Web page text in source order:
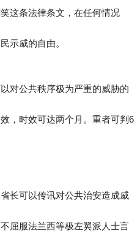
这条法律条文，在任何情况
示威的自由。
对公共秩序极为严重的威胁的
，时效可达两个月。重者可判6
长可以传讯对公共治安造成威
屈服法兰西等极左翼派人士言